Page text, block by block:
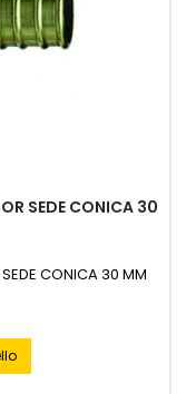
SEDE CONICA 30
CONICA 30 MM